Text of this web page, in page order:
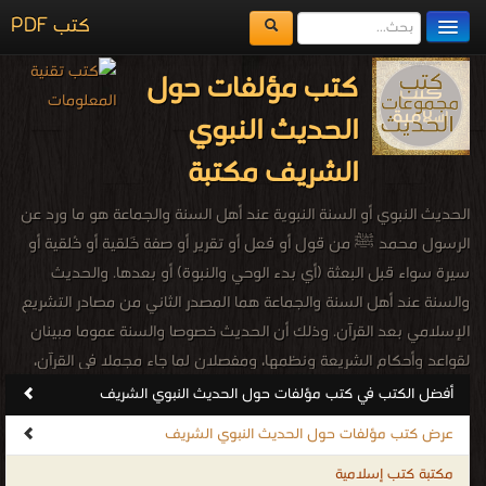
كتب PDF
مكتبة الكتب
المكتبات
يُقرأ حالياً
اضف كتاب
كتب مؤلفات حول
الحديث النبوي
الشريف مكتبة
الحديث النبوي أو السنة النبوية عند أهل السنة والجماعة هو ما ورد عن
الرسول محمد ﷺ من قول أو فعل أو تقرير أو صفة خَلقية أو خُلقية أو
سيرة سواء قبل البعثة (أي بدء الوحي والنبوة) أو بعدها. والحديث
والسنة عند أهل السنة والجماعة هما المصدر الثاني من مصادر التشريع
الإسلامي بعد القرآن. وذلك أن الحديث خصوصا والسنة عموما مبينان
لقواعد وأحكام الشريعة ونظمها، ومفصلان لما جاء مجملا في القرآن،
ومضيفان لما سكت عنه، وموضحان لبيانه ومعانيه ودلالاته. كما جاء في
سورة النجم: وَمَا يَنْطِقُ عَنِ الْهَوَى Aya-3.png إِنْ هُوَ إِلَّا وَحْيٌ يُوحَى .
فالحديث النبوي هو بمثابة القرآن في التشريع من حيث كونه وحياً أوحاه
الله للنبي، والحديث والسنة مرادفان للقرآن في الحجية ووجوب العمل
أفضل الكتب في كتب مؤلفات حول الحديث النبوي الشريف
عرض كتب مؤلفات حول الحديث النبوي الشريف
مكتبة كتب إسلامية